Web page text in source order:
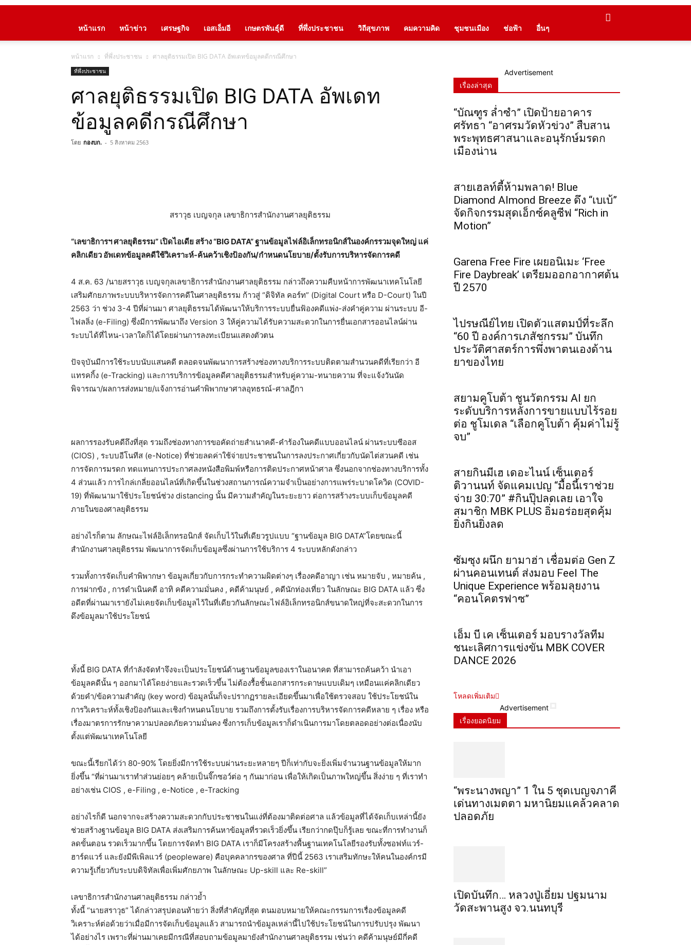
หน้าแรก หน้าข่าว เศรษฐกิจ เอสเอ็มอี เกษตรพันธุ์ดี ที่พึ่งประชาชน วิถีสุขภาพ คมความคิด ชุมชนเมือง ช่อฟ้า อื่นๆ
หน้าแรก ที่พึ่งประชาชน ศาลยุติธรรมเปิด BIG DATA อัพเดทข้อมูลคดีกรณีศึกษา
ที่พึ่งประชาชน
ศาลยุติธรรมเปิด BIG DATA อัพเดท
ข้อมูลคดีกรณีศึกษา
โดย กองบก. - 5 สิงหาคม 2563
สราวุธ เบญจกุล เลขาธิการสำนักงานศาลยุติธรรม
“เลขาธิการฯ ศาลยุติธรรม” เปิดไอเดีย สร้าง “BIG DATA” ฐานข้อมูลไฟล์อิเล็กทรอนิกส์ในองค์กรรวมจุดใหญ่ แค่
คลิกเดียว อัพเดทข้อมูลคดีใช้วิเคราะห์-ค้นคว้าเชิงป้องกัน/กำหนดนโยบาย/ตั้งรับการบริหารจัดการคดี
4 ส.ค. 63 /นายสราวุธ เบญจกุลเลขาธิการสำนักงานศาลยุติธรรม กล่าวถึงความคืบหน้าการพัฒนาเทคโนโลยี
เสริมศักยภาพระบบบริหารจัดการคดีในศาลยุติธรรม ก้าวสู่ “ดิจิทัล คอร์ท” (Digital Court หรือ D-Court) ในปี
2563 ว่า ช่วง 3-4 ปีที่ผ่านมา ศาลยุติธรรมได้พัฒนาให้บริการระบบยื่นฟ้องคดีแพ่ง-ส่งคำคู่ความ ผ่านระบบ อี-
ไฟลลิ่ง (e-Filing) ซึ่งมีการพัฒนาถึง Version 3 ให้คู่ความได้รับความสะดวกในการยื่นเอกสารออนไลน์ผ่าน
ระบบได้ที่ไหน-เวลาใดก็ได้โดยผ่านการลงทะเบียนแสดงตัวตน
ปัจจุบันมีการใช้ระบบนับแสนคดี ตลอดจนพัฒนาการสร้างช่องทางบริการระบบติดตามสำนวนคดีที่เรียกว่า อี
แทรคกิ้ง (e-Tracking) และการบริการข้อมูลคดีศาลยุติธรรมสำหรับคู่ความ-ทนายความ ที่จะแจ้งวันนัด
พิจารณา/ผลการส่งหมาย/แจ้งการอ่านคำพิพากษาศาลอุทธรณ์-ศาลฎีกา
ผลการรองรับคดีถึงที่สุด รวมถึงช่องทางการขอคัดถ่ายสำเนาคดี-คำร้องในคดีแบบออนไลน์ ผ่านระบบซีออส
(CIOS) , ระบบอีโนทีส (e-Notice) ที่ช่วยลดค่าใช้จ่ายประชาชนในการลงประกาศเกี่ยวกับนัดไต่สวนคดี เช่น
การจัดการมรดก ทดแทนการประกาศลงหนังสือพิมพ์หรือการติดประกาศหน้าศาล ซึ่งนอกจากช่องทางบริการทั้ง
4 ส่วนแล้ว การไกล่เกลี่ยออนไลน์ที่เกิดขึ้นในช่วงสถานการณ์ความจำเป็นอย่างการแพร่ระบาดโควิด (COVID-
19) ที่พัฒนามาใช้ประโยชน์ช่วง distancing นั้น มีความสำคัญในระยะยาว ต่อการสร้างระบบเก็บข้อมูลคดี
ภายในของศาลยุติธรรม
อย่างไรก็ตาม ลักษณะไฟล์อิเล็กทรอนิกส์ จัดเก็บไว้ในที่เดียวรูปแบบ “ฐานข้อมูล BIG DATA”โดยขณะนี้
สำนักงานศาลยุติธรรม พัฒนาการจัดเก็บข้อมูลซึ่งผ่านการใช้บริการ 4 ระบบหลักดังกล่าว
รวมทั้งการจัดเก็บคำพิพากษา ข้อมูลเกี่ยวกับการกระทำความผิดต่างๆ เรื่องคดีอาญา เช่น หมายจับ , หมายค้น ,
การฝากขัง , การดำเนินคดี อาทิ คดีความมั่นคง , คดีค้ามนุษย์ , คดีนักท่องเที่ยว ในลักษณะ BIG DATA แล้ว ซึ่ง
อดีตที่ผ่านมาเรายังไม่เคยจัดเก็บข้อมูลไว้ในที่เดียวกันลักษณะไฟล์อิเล็กทรอนิกส์ขนาดใหญ่ที่จะสะดวกในการ
ดึงข้อมูลมาใช้ประโยชน์
ทั้งนี้ BIG DATA ที่กำลังจัดทำจึงจะเป็นประโยชน์ด้านฐานข้อมูลของเราในอนาคต ที่สามารถค้นคว้า นำเอา
ข้อมูลคดีนั้น ๆ ออกมาได้โดยง่ายและรวดเร็วขึ้น ไม่ต้องรื้อชั้นเอกสารกระดาษแบบเดิมๆ เหมือนแค่คลิกเดียว
ด้วยคำ/ข้อความสำคัญ (key word) ข้อมูลนั้นก็จะปรากฏรายละเอียดขึ้นมาเพื่อใช้ตรวจสอบ ใช้ประโยชน์ใน
การวิเคราะห์ทั้งเชิงป้องกันและเชิงกำหนดนโยบาย รวมถึงการตั้งรับเรื่องการบริหารจัดการคดีหลาย ๆ เรื่อง หรือ
เรื่องมาตรการรักษาความปลอดภัยความมั่นคง ซึ่งการเก็บข้อมูลเราก็ดำเนินการมาโดยตลอดอย่างต่อเนื่องนับ
ตั้งแต่พัฒนาเทคโนโลยี
ขณะนี้เรียกได้ว่า 80-90% โดยยิ่งมีการใช้ระบบผ่านระยะหลายๆ ปีก็เท่ากับจะยิ่งเพิ่มจำนวนฐานข้อมูลให้มาก
ยิ่งขึ้น “ที่ผ่านมาเราทำส่วนย่อยๆ คล้ายเป็นจิ๊กซอว์ต่อ ๆ กันมาก่อน เพื่อให้เกิดเป็นภาพใหญ่ขึ้น สิ่งง่าย ๆ ที่เราทำ
อย่างเช่น CIOS , e-Filing , e-Notice , e-Tracking
อย่างไรก็ดี นอกจากจะสร้างความสะดวกกับประชาชนในแง่ที่ต้องมาติดต่อศาล แล้วข้อมูลที่ได้จัดเก็บเหล่านี้ยัง
ช่วยสร้างฐานข้อมูล BIG DATA ส่งเสริมการค้นหาข้อมูลที่รวดเร็วยิ่งขึ้น เรียกว่ากดปุ๊บก็รู้เลย ขณะที่การทำงานก็
ลดขั้นตอน รวดเร็วมากขึ้น โดยการจัดทำ BIG DATA เราก็มีโครงสร้างพื้นฐานเทคโนโลยีรองรับทั้งซอฟท์แวร์-
ฮาร์ดแวร์ และยังมีพีเพิลแวร์ (peopleware) คือบุคคลากรของศาล ที่ปีนี้ 2563 เราเสริมทักษะให้คนในองค์กรมี
ความรู้เกี่ยวกับระบบดิจิทัลเพื่อเพิ่มศักยภาพ ในลักษณะ Up-skill และ Re-skill”
เลขาธิการสำนักงานศาลยุติธรรม กล่าวย้ำ
ทั้งนี้ “นายสราวุธ” ได้กล่าวสรุปตอนท้ายว่า สิ่งที่สำคัญที่สุด ตนมอบหมายให้คณะกรรมการเรื่องข้อมูลคดี
วิเคราะห์ต่อด้วยว่าเมื่อมีการจัดเก็บข้อมูลแล้ว สามารถนำข้อมูลเหล่านี้ไปใช้ประโยชน์ในการปรับปรุง พัฒนา
ได้อย่างไร เพราะที่ผ่านมาเคยมีกรณีที่สอบถามข้อมูลมายังสำนักงานศาลยุติธรรม เช่นว่า คดีค้ามนุษย์มีกี่คดี
Advertisement
เรื่องล่าสุด
“บัณฑูร ล่ำซำ” เปิดป้ายอาคาร
ศรัทธา “อาศรมวัดหัวข่วง” สืบสาน
พระพุทธศาสนาและอนุรักษ์มรดก
เมืองน่าน
สายเฮลท์ตี้ห้ามพลาด! Blue
Diamond Almond Breeze ดึง “เบเบ้”
จัดกิจกรรมสุดเอ็กซ์คลูซีฟ “Rich in
Motion”
Garena Free Fire เผยอนิเมะ ‘Free
Fire Daybreak’ เตรียมออกอากาศต้น
ปี 2570
ไปรษณีย์ไทย เปิดตัวแสตมป์ที่ระลึก
“60 ปี องค์การเภสัชกรรม” บันทึก
ประวัติศาสตร์การพึ่งพาตนเองด้าน
ยาของไทย
สยามคูโบต้า ชูนวัตกรรม AI ยก
ระดับบริการหลังการขายแบบไร้รอย
ต่อ ชูโมเดล “เลือกคูโบต้า คุ้มค่าไม่รู้
จบ”
สายกินมีเฮ เดอะไนน์ เซ็นเตอร์
ติวานนท์ จัดแคมเปญ “มื้อนี้เราช่วย
จ่าย 30:70” #กินปุ๊ปลดเลย เอาใจ
สมาชิก MBK PLUS อิ่มอร่อยสุดคุ้ม
ยิ่งกินยิ่งลด
ซัมซุง ผนึก ยามาฮ่า เชื่อมต่อ Gen Z
ผ่านคอนเทนต์ ส่งมอบ Feel The
Unique Experience พร้อมลุยงาน
“คอนโคตรฟาซ”
เอ็ม บี เค เซ็นเตอร์ มอบรางวัลทีม
ชนะเลิศการแข่งขัน MBK COVER
DANCE 2026
โหลดเพิ่มเติม
Advertisement
เรื่องยอดนิยม
“พระ​นาง​พญา” 1 ใน 5​ ชุดเบญจ​ภาคี​
เด่นทางเมตตา​ มหา​นิยม​แคล้วคลาด​
ปลอดภัย​
เปิดบันทึก… หลวงปู่เอี่ยม ​ปฐม​นาม​
วัดสะพานสูง​ จว.นนทบุรี